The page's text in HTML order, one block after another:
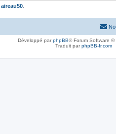
aireau50
Développé parphpBB® Forum Software ©
Traduit parphpBB-fr.com